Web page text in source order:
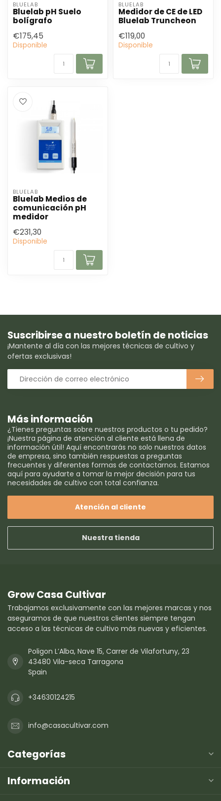
BLUELAB
Bluelab pH Suelo
bolígrafo
€175,45
Disponible
BLUELAB
Medidor de CE de LED
Bluelab Truncheon
€119,00
Disponible
BLUELAB
Bluelab Medios de
comunicación pH
medidor
€231,30
Disponible
Más información
¿Tienes preguntas sobre nuestros productos o tu pedido?
¡Nuestra página de atención al cliente está llena de
información útil! Aquí encontrarás no solo nuestros datos
de empresa, sino también respuestas a preguntas
frecuentes y diferentes formas de contactarnos. Estamos
aquí para ayudarte a tomar la mejor decisión para tus
necesidades de cultivo con total confianza.
Atención al cliente
Nuestra tienda
Suscribirse a nuestro boletín de noticias
¡Mantente al día con las mejores técnicas de cultivo y
ofertas exclusivas!
Grow Casa Cultivar
Trabajamos exclusivamente con las mejores marcas y nos
aseguramos de que nuestros clientes siempre tengan
acceso a las técnicas de cultivo más nuevas y eficientes.
Poligon L’Alba, Nave 15, Carrer de Vilafortuny, 23
43480 Vila-seca Tarragona
Spain
+34630124215
info@casacultivar.com
Categorías
Información